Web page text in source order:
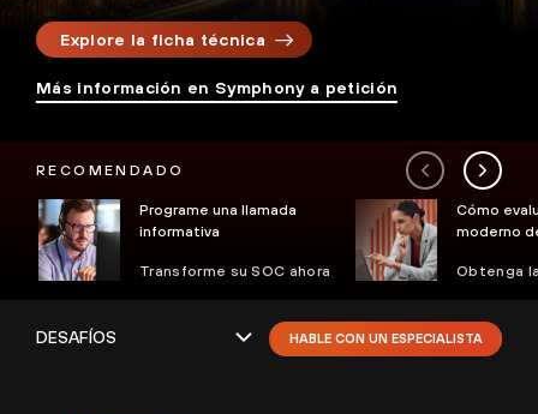
Explore la ficha técnica
Más información en Symphony a petición
RECOMENDADO
Programe una llamada
informativa
Transforme su SOC ahora
Cómo
moderno
Obtenga
HABLE CON UN ESPECIALISTA